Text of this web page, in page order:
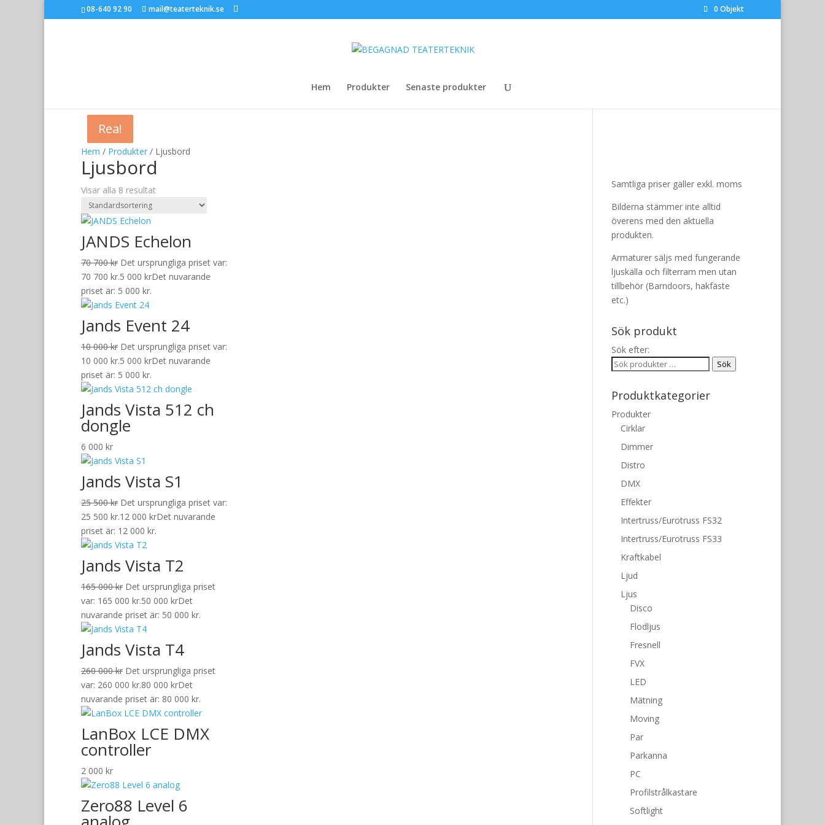
08-640 92 90 mail@teaterteknik.se 0 Objekt
Hem Produkter Senaste produkter
Hem / Produkter / Ljusbord
Ljusbord
Visar alla 8 resultat
Rea!
JANDS Echelon
70 700kr Det ursprungliga priset var:
70 700 kr.5 000 krDet nuvarande
priset är: 5 000 kr.
Rea!
Jands Event 24
10 000kr Det ursprungliga priset var:
10 000 kr.5 000 krDet nuvarande
priset är: 5 000 kr.
Jands Vista 512 ch
dongle
6 000 kr
Rea!
Jands Vista S1
25 500kr Det ursprungliga priset var:
25 500 kr.12 000 krDet nuvarande
priset är: 12 000 kr.
Rea!
Jands Vista T2
165 000kr Det ursprungliga priset
var: 165 000 kr.50 000 krDet
nuvarande priset är: 50 000 kr.
Rea!
Jands Vista T4
260 000kr Det ursprungliga priset
var: 260 000 kr.80 000 krDet
nuvarande priset är: 80 000 kr.
LanBox LCE DMX
controller
2 000 kr
Zero88 Level 6
Samtliga priser gäller exkl. moms
Bilderna stämmer inte alltid
överens med den aktuella
produkten.
Armaturer säljs med fungerande
ljuskälla och filterram men utan
tillbehör (Barndoors, hakfäste
etc.)
Sök produkt
Sök efter:
Sök
Produktkategorier
Produkter
Cirklar
Dimmer
Distro
DMX
Effekter
Intertruss/Eurotruss FS32
Intertruss/Eurotruss FS33
Kraftkabel
Ljud
Ljus
Disco
Flodljus
Fresnell
FVX
LED
Mätning
Moving
Par
Parkanna
PC
Profilstrålkastare
Softlight